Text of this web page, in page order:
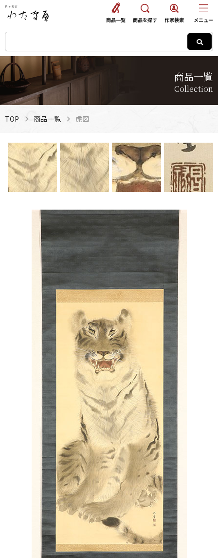
商品一覧
Collection
商品一覧 商品を探す 作家検索 メニュー
TOP 商品一覧 虎図